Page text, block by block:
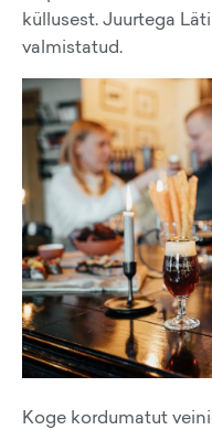
küllusest. Juurtega
valmistatud.
Koge kordumatut